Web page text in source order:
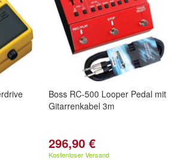
Boss RC-500 Looper Pedal mit
Gitarrenkabel 3m
296,90 €
Kostenloser Versand